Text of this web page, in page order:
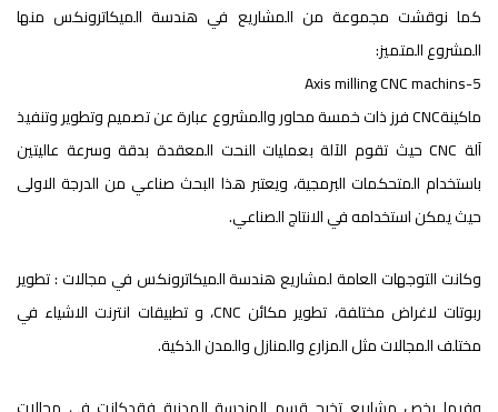
كما نوقشت مجموعة من المشاريع في هندسة الميكاترونكس منها
المشروع المتميز:
5-Axis milling CNC machins
ماكينةCNC فرز ذات خمسة محاور والمشروع عبارة عن تصميم وتطوير وتنفيذ
آلة CNC حيث تقوم الآلة بعمليات النحت المعقدة بدقة وسرعة عاليتين
باستخدام المتحكمات البرمجية، ويعتبر هذا البحث صناعي من الدرجة الاولى
حيث يمكن استخدامه في الانتاج الصناعي.
وكانت التوجهات العامة لمشاريع هندسة الميكاترونكس في مجالات : تطوير
ربوتات لاغراض مختلفة، تطوير مكائن CNC، و تطبيقات انترنت الاشياء في
مختلف المجالات مثل المزارع والمنازل والمدن الذكية.